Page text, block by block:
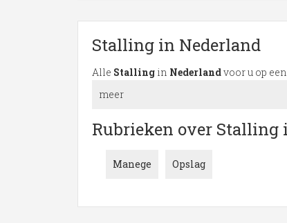
Stalling in Nederland
Alle Stalling in Nederlandvoor u op
meer
Meer over Stalling in
Wilt u meer weten over Stalling
voor meer informatie.
Rubrieken over Stalling
Manege Opslag